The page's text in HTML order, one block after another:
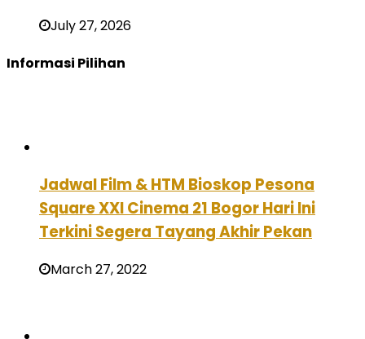
July 27, 2026
Informasi Pilihan
Jadwal Film & HTM Bioskop Pesona
Square XXI Cinema 21 Bogor Hari Ini
Terkini Segera Tayang Akhir Pekan
March 27, 2022